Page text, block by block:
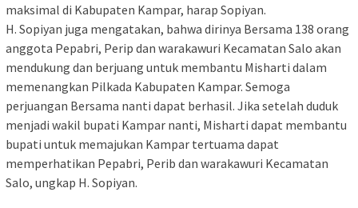
maksimal di Kabupaten Kampar, harap Sopiyan.
H. Sopiyan juga mengatakan, bahwa dirinya Bersama 138 orang
anggota Pepabri, Perip dan warakawuri Kecamatan Salo akan
mendukung dan berjuang untuk membantu Misharti dalam
memenangkan Pilkada Kabupaten Kampar. Semoga
perjuangan Bersama nanti dapat berhasil. Jika setelah duduk
menjadi wakil bupati Kampar nanti, Misharti dapat membantu
bupati untuk memajukan Kampar tertuama dapat
memperhatikan Pepabri, Perib dan warakawuri Kecamatan
Salo, ungkap H. Sopiyan.